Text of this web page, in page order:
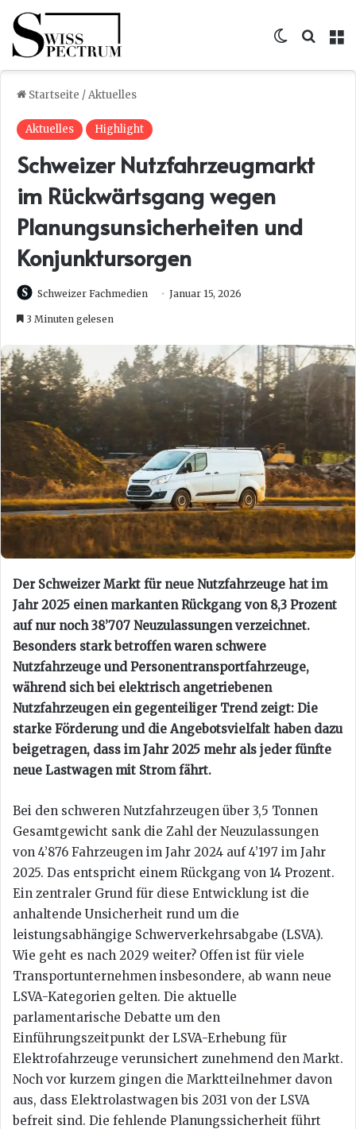
Skin
Startseite /Aktuelles
Aktuelles Highlight
Schweizer Nutzfahrzeugmarkt
im Rückwärtsgang wegen
Planungsunsicherheiten und
Konjunktursorgen
Schweizer Fachmedien Januar 15, 2026
3 Minuten gelesen
Der Schweizer Markt für neue Nutzfahrzeuge hat im
Jahr 2025 einen markanten Rückgang von 8,3 Prozent
auf nur noch 38’707 Neuzulassungen verzeichnet.
Besonders stark betroffen waren schwere
Nutzfahrzeuge und Personentransportfahrzeuge,
während sich bei elektrisch angetriebenen
Nutzfahrzeugen ein gegenteiliger Trend zeigt: Die
starke Förderung und die Angebotsvielfalt haben dazu
beigetragen, dass im Jahr 2025 mehr als jeder fünfte
neue Lastwagen mit Strom fährt.
Bei den schweren Nutzfahrzeugen über 3,5 Tonnen
Gesamtgewicht sank die Zahl der Neuzulassungen
von 4’876 Fahrzeugen im Jahr 2024 auf 4’197 im Jahr
2025. Das entspricht einem Rückgang von 14 Prozent.
Ein zentraler Grund für diese Entwicklung ist die
anhaltende Unsicherheit rund um die
leistungsabhängige Schwerverkehrsabgabe (LSVA).
Wie geht es nach 2029 weiter? Offen ist für viele
Transportunternehmen insbesondere, ab wann neue
LSVA-Kategorien gelten. Die aktuelle
parlamentarische Debatte um den
Einführungszeitpunkt der LSVA-Erhebung für
Elektrofahrzeuge verunsichert zunehmend den Markt.
Noch vor kurzem gingen die Marktteilnehmer davon
aus, dass Elektrolastwagen bis 2031 von der LSVA
befreit sind. Die fehlende Planungssicherheit führt